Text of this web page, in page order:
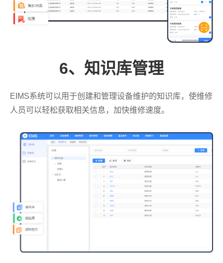
6、知识库管理
EIMS系统可以用于创建和管理设备维护的知识库，使维修
人员可以轻松获取相关信息，加快维修速度。